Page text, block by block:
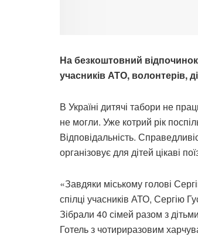
На безкоштовний
учасників АТО, волонтерів,
В Україні дитячі табори не
не могли. Уже котрий рік
Відповідальність.
організовує для дітей цікаві
«Завдяки міському голові
спілці учасників АТО, Сергію
Зібрали 40 сімей разом з
Готель з чотириразовим